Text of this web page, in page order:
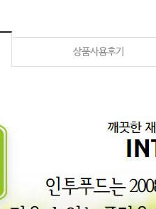
상품사용후기